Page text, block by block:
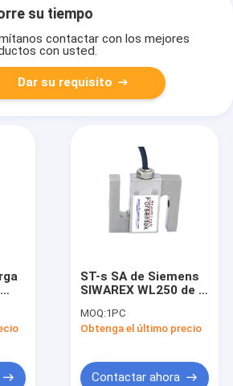
su tiempo
contactar con los mejores
con usted.
Dar su requisito
ST-s SA de Siemens
SIWAREX WL250 de la
haz de 500kg 1t 2.5t
5t 10t
MOQ:1PC
Obtenga el último precio
Contactar ahora